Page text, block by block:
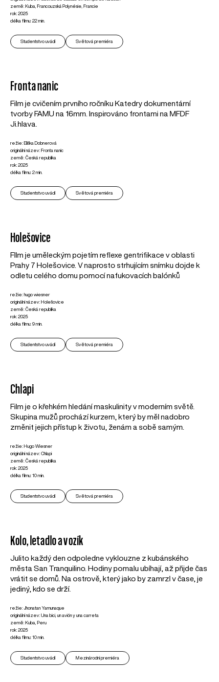
země: Kuba, Francouzská Polynésie, Francie
rok: 2025
délka filmu: 22 min.
Studentstvo uvádí Světová premiéra
Fronta nanic
Film je cvičením prvního ročníku Katedry dokumentární
tvorby FAMU na 16mm. Inspirováno frontami na MFDF
Ji.hlava.
režie: Eliška Dobnerová
originální název: Fronta nanic
země: Česká republika
rok: 2025
délka filmu: 2 min.
Studentstvo uvádí Světová premiéra
Holešovice
FIlm je uměleckým pojetím reflexe gentrifikace v oblasti
Prahy 7 Holešovice. V naprosto strhujícím snímku dojde k
odletu celého domu pomocí nafukovacích balónků
režie: hugo wiesner
originální název: Holešovice
země: Česká republika
rok: 2025
délka filmu: 9 min.
Studentstvo uvádí Světová premiéra
Chlapi
Film je o křehkém hledání maskulinity v moderním světě.
Skupina mužů prochází kurzem, který by měl nadobro
změnit jejich přístup k životu, ženám a sobě samým.
režie: Hugo Wiesner
originální název: Chlapi
země: Česká republika
rok: 2025
délka filmu: 10 min.
Studentstvo uvádí Světová premiéra
Kolo, letadlo a vozík
Julito každý den odpoledne vyklouzne z kubánského
města San Tranquilino. Hodiny pomalu ubíhají, až přijde čas
vrátit se domů. Na ostrově, který jako by zamrzl v čase, je
jediný, kdo se drží.
režie: Jhonatan Yamunaque
originální název: Una bici, un avión y una carreta
země: Kuba, Peru
rok: 2025
délka filmu: 10 min.
Studentstvo uvádí Mezinárodní premiéra